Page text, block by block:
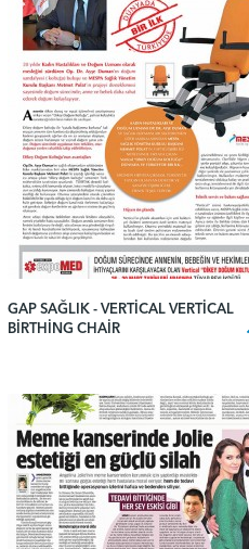
GAP SAĞLIK - VERTICAL VERTICAL
BIRTHING CHAIR